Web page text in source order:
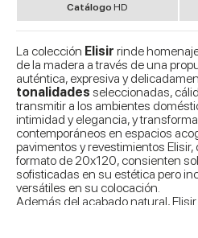
Catálogo HD
La colección Elisir rinde
de la madera a través de una
auténtica, expresiva y
tonalidades seleccionadas,
transmitir a los ambientes
intimidad y elegancia, y
contemporáneos en espacios
pavimentos y revestimientos
formato de 20x120, consienten
sofisticadas en su estética pero
versátiles en su colocación.
Además del acabado natural,
estructurada, estudiada para
exteriores un toque de natural